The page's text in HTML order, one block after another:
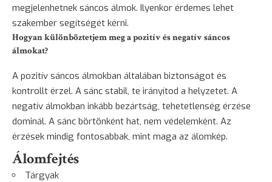
megjelenhetnek sáncos álmok. Ilyenkor érdemes lehet
szakember segítségét kérni.
Hogyan különböztetjem meg a pozitív és negatív sáncos
álmokat?
A pozitív sáncos álmokban általában biztonságot és
kontrollt érzel. A sánc stabil, te irányítod a helyzetet. A
negatív álmokban inkább bezártság, tehetetlenség érzése
dominál. A sánc börtönként hat, nem védelemként. Az
érzések mindig fontosabbak, mint maga az álomkép.
Álomfejtés
Tárgyak